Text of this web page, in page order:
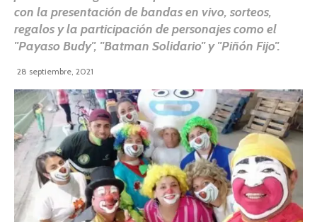
con la presentación de bandas en vivo, sorteos,
regalos y la participación de personajes como el
"Payaso Budy", "Batman Solidario" y "Piñón Fijo".
28 septiembre, 2021